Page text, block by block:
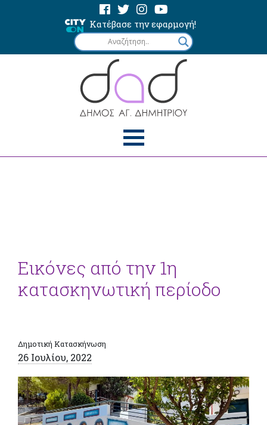
Κατέβασε την εφαρμογή!
Εικόνες από την 1η
κατασκηνωτική περίοδο
Δημοτική Κατασκήνωση
26 Ιουλίου, 2022